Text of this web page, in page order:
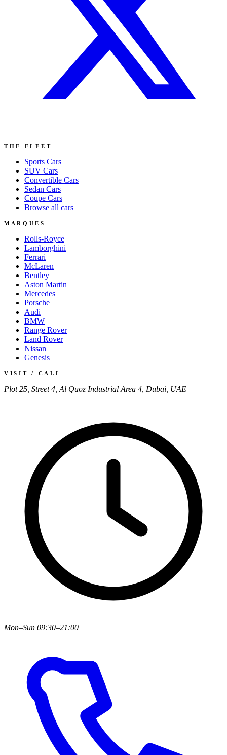
THE FLEET
Sports Cars
SUV Cars
Convertible Cars
Sedan Cars
Coupe Cars
Browse all cars
MARQUES
Rolls-Royce
Lamborghini
Ferrari
McLaren
Bentley
Aston Martin
Mercedes
Porsche
Audi
BMW
Range Rover
Land Rover
Nissan
Genesis
VISIT / CALL
Plot 25, Street 4, Al Quoz Industrial Area 4, Dubai, UAE
Mon–Sun 09:30–21:00